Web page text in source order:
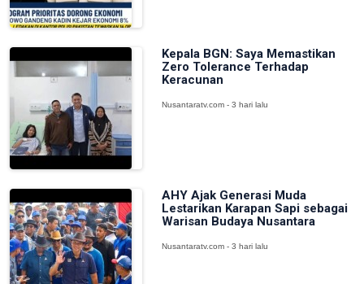
Kepala BGN: Saya Memastikan
Zero Tolerance Terhadap
Keracunan
Nusantaratv.com - 3 hari lalu
AHY Ajak Generasi Muda
Lestarikan Karapan Sapi sebagai
Warisan Budaya Nusantara
Nusantaratv.com - 3 hari lalu